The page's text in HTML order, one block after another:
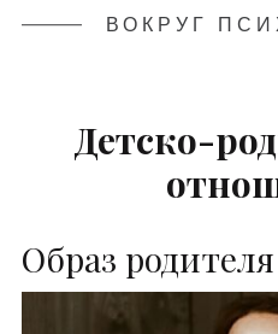
ВОКРУГ
Детско-
Образ родителя